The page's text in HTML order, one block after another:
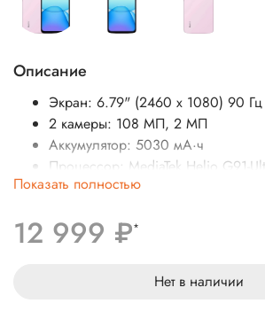
Описание
Экран: 6.79" (2460 x 1080) 90 Гц
2 камеры: 108 МП, 2 МП
Аккумулятор: 5030 мА·ч
Процессор: MediaTek Helio G91-
SIM-карты: 2 nano-SIM
Беспроводные интерфейсы:
Показать полностью
12 999 ₽*
Нет в наличии